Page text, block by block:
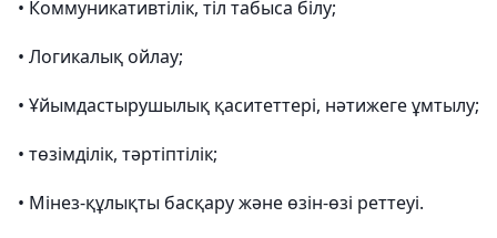
• Коммуникативтілік, тіл табыса білу;
• Логикалық ойлау;
• Ұйымдастырушылық қаситеттері, нәтижеге ұмтылу;
• төзімділік, тәртіптілік;
• Мінез-құлықты басқару және өзін-өзі реттеуі.